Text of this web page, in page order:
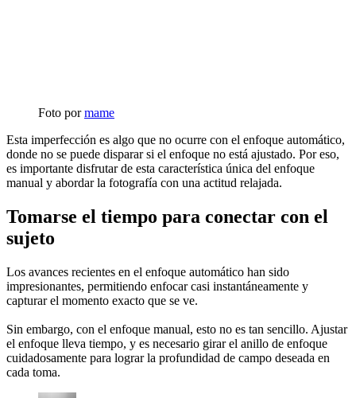
Foto pormame
Esta imperfección es algo que no ocurre con el enfoque automático,
donde no se puede disparar si el enfoque no está ajustado. Por eso,
es importante disfrutar de esta característica única del enfoque
manual y abordar la fotografía con una actitud relajada.
Tomarse el tiempo para conectar con el
sujeto
Los avances recientes en el enfoque automático han sido
impresionantes, permitiendo enfocar casi instantáneamente y
capturar el momento exacto que se ve.
Sin embargo, con el enfoque manual, esto no es tan sencillo. Ajustar
el enfoque lleva tiempo, y es necesario girar el anillo de enfoque
cuidadosamente para lograr la profundidad de campo deseada en
cada toma.